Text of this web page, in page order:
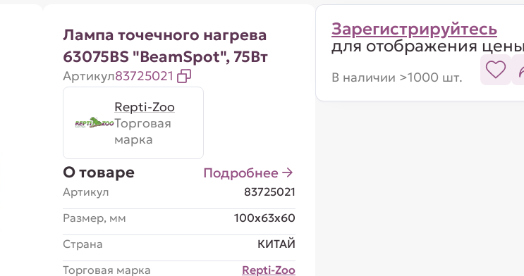
Лампа точечного нагрева
63075BS "BeamSpot", 75Вт
Артикул83725021
Repti-Zoo
Торговая
марка
О товаре Подробнее
Артикул
83725021
Размер, мм
100x63x60
Страна
КИТАЙ
Торговая марка
Repti-Zoo
Зарегистрируйтесь
для отображения
В наличии >1000 шт.